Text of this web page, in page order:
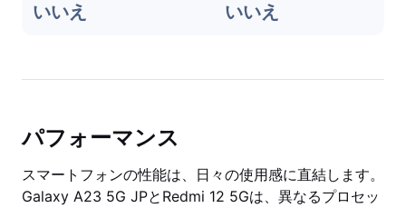
いいえ いいえ
パフォーマンス
スマートフォンの性能は、日々の使用感に直結します。
Galaxy A23 5G JPとRedmi 12 5Gは、異なるプロセッ